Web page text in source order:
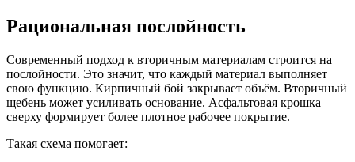
Рациональная послойность
Современный подход к вторичным материалам строится на
послойности. Это значит, что каждый материал выполняет
свою функцию. Кирпичный бой закрывает объём. Вторичный
щебень может усиливать основание. Асфальтовая крошка
сверху формирует более плотное рабочее покрытие.
Такая схема помогает: